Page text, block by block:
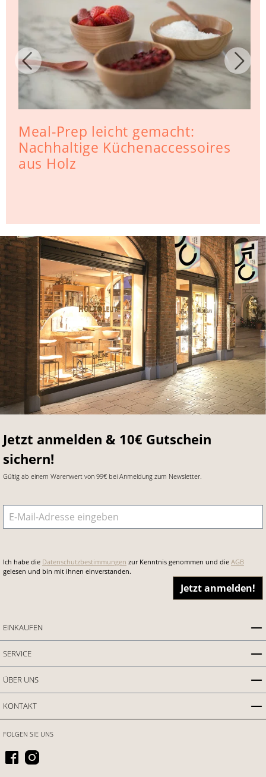
Meal-Prep leicht gemacht:
Nachhaltige Küchenaccessoires
aus Holz
Jetzt anmelden & 10€ Gutschein
sichern!
Gültig ab einem Warenwert von 99€ bei Anmeldung zum Newsletter.
E-Mail-Adresse
Ich habe die Datenschutzbestimmungen zur Kenntnis genommen und die AGB
gelesen und bin mit ihnen einverstanden.
Jetzt anmelden!
EINKAUFEN
SERVICE
ÜBER UNS
KONTAKT
FOLGEN SIE UNS